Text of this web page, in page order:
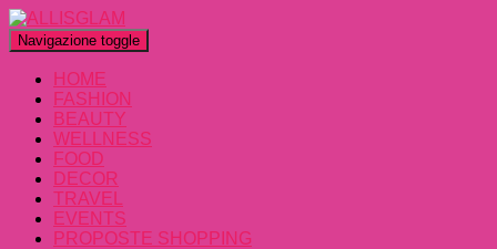
Navigazione toggle
HOME
FASHION
BEAUTY
WELLNESS
FOOD
DECOR
TRAVEL
EVENTS
PROPOSTE SHOPPING